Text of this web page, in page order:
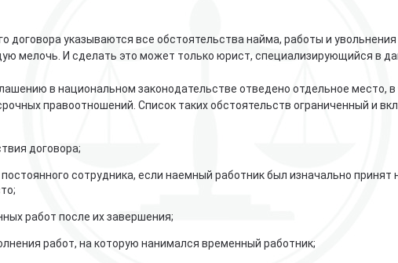
договора указываются все обстоятельства найма, работы и
мелочь. И сделать это может только юрист, специализирующийся в
в национальном законодательстве отведено отдельное место, в
правоотношений. Список таких обстоятельств ограниченный и
договора;
сотрудника, если наемный работник был изначально принят
работ после их завершения;
работ, на которую нанимался временный работник;